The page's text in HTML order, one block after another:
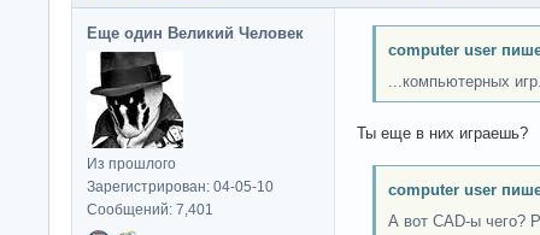
Еще один Великий Человек
Из прошлого
Зарегистрирован: 04-05-10
Сообщений: 7,401
computer user
...компьютерных
Ты еще в них играешь?
computer user
А вот CAD-ы чего?